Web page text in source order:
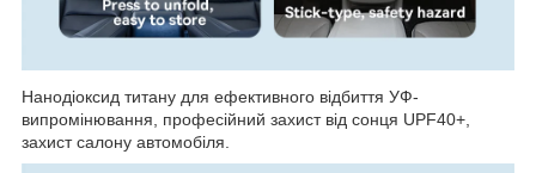
Нанодіоксид титану для ефективного відбиття УФ-
випромінювання, професійний захист від сонця UPF40+,
захист салону автомобіля.